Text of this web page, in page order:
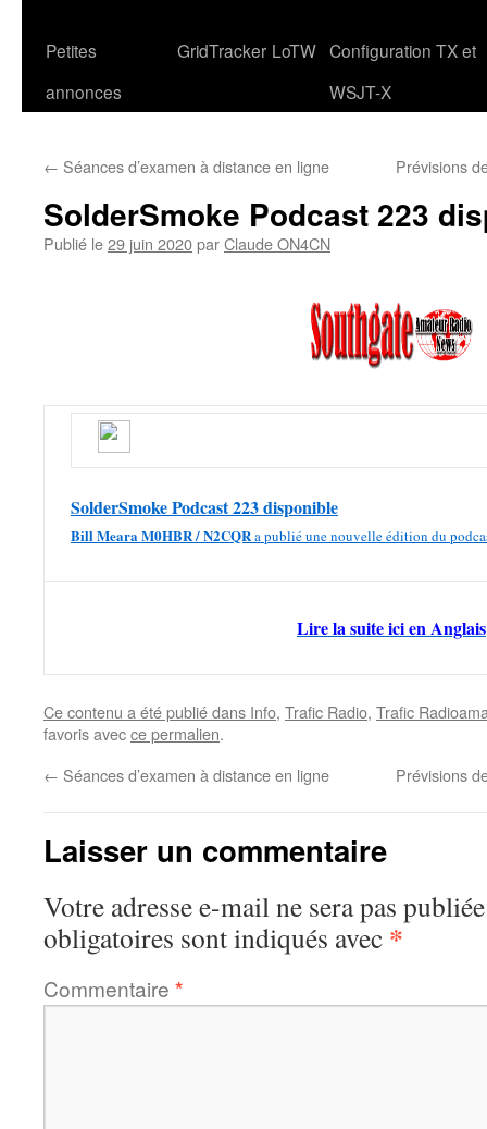
Petites
annonces
GridTracker LoTW Configuration TX et
WSJT-X
← Séances d’examen à distance en ligne Prévisions
SolderSmoke Podcast 223
Publié le29 juin 2020parClaude ON4CN
SolderSmoke Podcast 223 disponible
Bill Meara M0HBR / N2CQRa publié une nouvelle édition du
Lire la suite ici en Anglais
Ce contenu a été publié dans Info, Trafic Radio, Trafic
favoris avecce permalien.
← Séances d’examen à distance en ligne Prévisions
Laisser un commentaire
Votre adresse e-mail ne sera pas
obligatoires sont indiqués avec *
Commentaire *